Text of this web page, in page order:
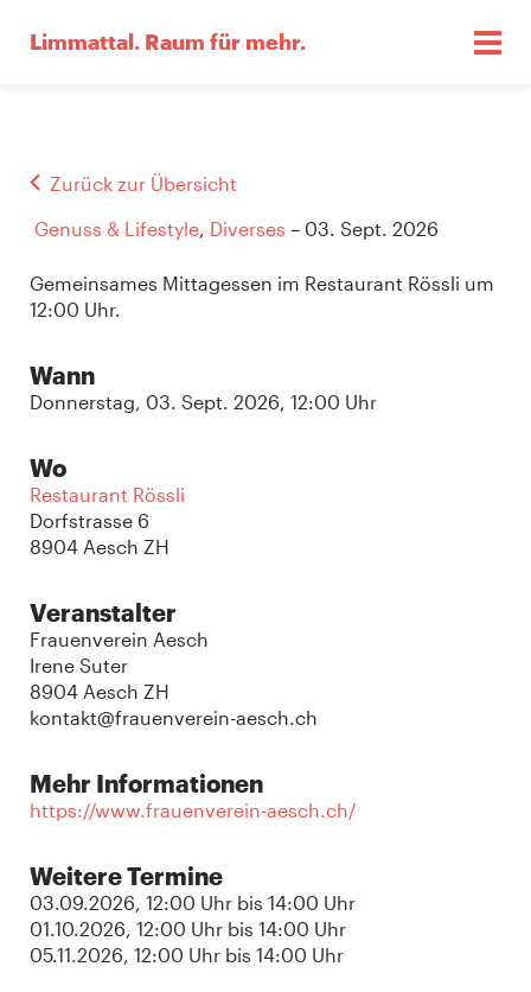
Limmattal. Raum für mehr.
Zurück zur Übersicht
Genuss & Lifestyle, Diverses – 03. Sept. 2026
Gemeinsames Mittagessen im Restaurant Rössli um
12:00 Uhr.
Wann
Donnerstag, 03. Sept. 2026, 12:00 Uhr
Wo
Restaurant Rössli
Dorfstrasse 6
8904 Aesch ZH
Veranstalter
Frauenverein Aesch
Irene Suter
8904 Aesch ZH
kontakt@frauenverein-aesch.ch
Mehr Informationen
https://www.frauenverein-aesch.ch/
Weitere Termine
03.09.2026, 12:00 Uhr bis 14:00 Uhr
01.10.2026, 12:00 Uhr bis 14:00 Uhr
05.11.2026, 12:00 Uhr bis 14:00 Uhr